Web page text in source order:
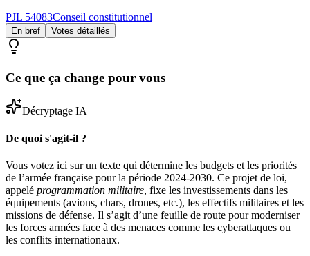
PJL 54083Conseil constitutionnel
En bref Votes détaillés
Ce que ça change pour vous
Décryptage IA
De quoi s'agit-il ?
Vous votez ici sur un texte qui détermine les budgets et les priorités
de l’armée française pour la période 2024-2030. Ce projet de loi,
appelé programmation militaire, fixe les investissements dans les
équipements (avions, chars, drones, etc.), les effectifs militaires et les
missions de défense. Il s’agit d’une feuille de route pour moderniser
les forces armées face à des menaces comme les cyberattaques ou
les conflits internationaux.